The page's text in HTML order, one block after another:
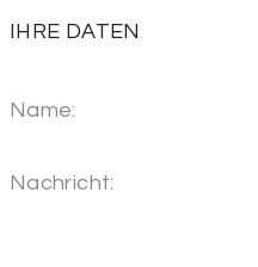
IHRE DATEN
Name:
Nachricht: